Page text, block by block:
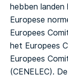
hebben landen
Europese
Europees
het Europees
Europees
(CENELEC).